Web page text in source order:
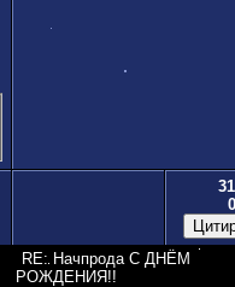
RE: Начпрода С ДНЁМ
РОЖДЕНИЯ!!